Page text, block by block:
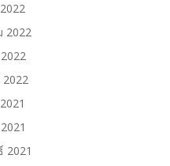
2022
2021